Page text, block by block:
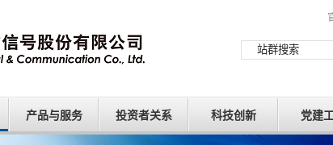
产品与服务 投资者关系 科技创新 党建